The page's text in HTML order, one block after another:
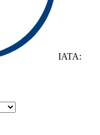
IATA: